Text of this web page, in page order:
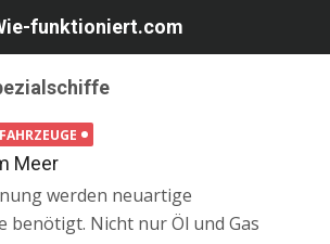
funktioniert.com
FAHRZEUGE
Meer
werden neuartige
benötigt. Nicht nur Öl und Gas